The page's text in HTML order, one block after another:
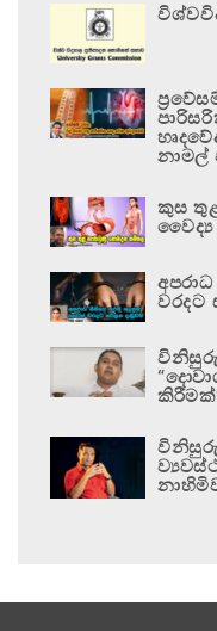
නාමල්
කුස
වෛද්‍ය
වරදට
විනිසුරු